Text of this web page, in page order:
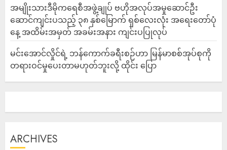
အမျိုးသားဒီမိုကရေစီအဖွဲ့ချုပ် ဗဟိုအလုပ်အမှုဆောင်ဦး
ဆောင်ကျင်းပသည့် ၃၈ နှစ်မြောက် ရှစ်လေးလုံး အရေးတော်ပုံ
နေ့ အထိမ်းအမှတ် အခမ်းအနား ကျင်းပပြုလုပ်
မင်းအောင်လှိုင်ရဲ့ ဘန်ကောက်ခရီးစဉ်ဟာ မြန်မာစစ်အုပ်စုကို
တရားဝင်မှုပေးတာမဟုတ်ဘူးလို့ ထိုင်း ပြော
ARCHIVES